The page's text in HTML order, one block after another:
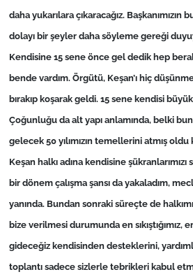
daha yukarılara çıkaracağız.
dolayı bir şeyler daha söyleme gereği
Kendisine 15 sene önce gel dedik hep
bende vardım. Örgütü, Keşan’ı hiç
bırakıp koşarak geldi. 15 sene kendisi
Çoğunluğu da alt yapı anlamında, belki
gelecek 50 yılımızın temellerini atmış
Keşan halkı adına kendisine
bir dönem çalışma şansı da yakaladım,
yanında. Bundan sonraki süreçte de
bize verilmesi durumunda en sıkıştığımız,
gideceğiz kendisinden desteklerini,
toplantı sadece sizlerle tebrikleri kabul